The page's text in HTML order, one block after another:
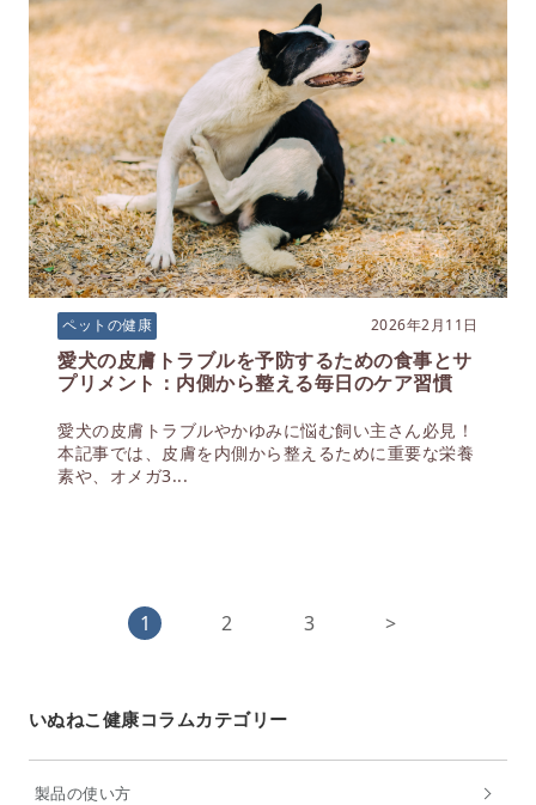
ペットの健康 2026年2月11日
愛犬の皮膚トラブルを予防するための食事とサ
プリメント：内側から整える毎日のケア習慣
愛犬の皮膚トラブルやかゆみに悩む飼い主さん必見！
本記事では、皮膚を内側から整えるために重要な栄養
素や、オメガ3...
1 2 3 >
いぬねこ健康コラムカテゴリー
製品の使い方